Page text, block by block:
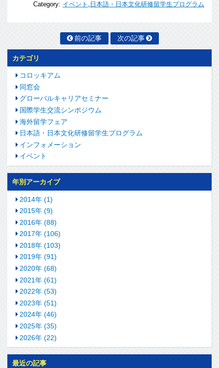
Category: イベント , 日本語・日本文化研修留学生プログラム
前の記事 次の記事
カテゴリ
コロッキアム
同窓会
グローバルキャリアセミナー
国際学生交流シンポジウム
海外留学フェア
日本語・日本文化研修留学生プログラム
インフォメーション
イベント
年別アーカイブ
2014年 (1)
2015年 (9)
2016年 (88)
2017年 (106)
2018年 (103)
2019年 (91)
2020年 (68)
2021年 (61)
2022年 (53)
2023年 (51)
2024年 (46)
2025年 (35)
2026年 (22)
最近の記事